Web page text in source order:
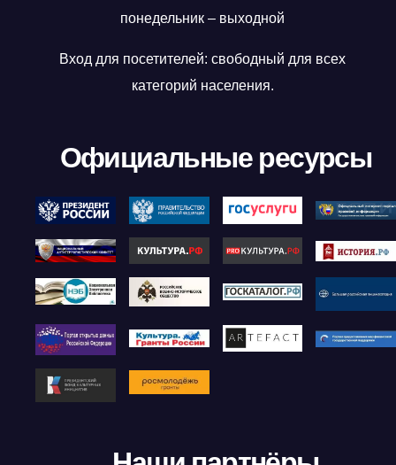
понедельник – выходной
Вход для посетителей: свободный для всех
категорий населения.
Официальные ресурсы